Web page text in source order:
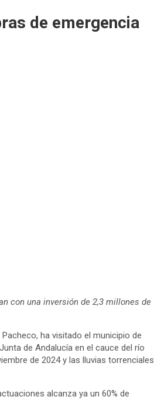
de emergencia
con una inversión de 2,3 millones de
ha visitado el municipio de
de Andalucía en el cauce del río
de 2024 y las lluvias torrenciales
alcanza ya un 60% de